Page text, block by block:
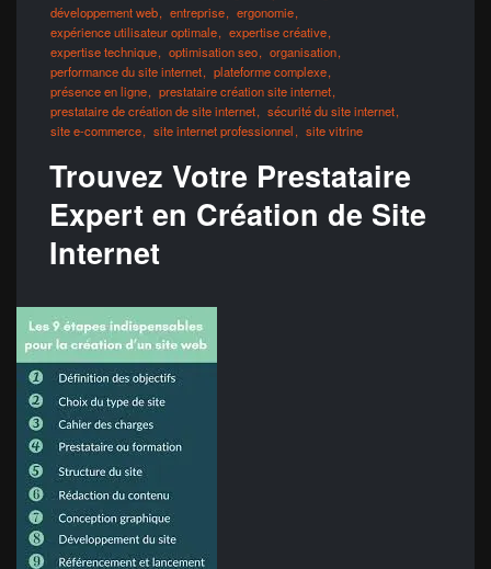
développement web
entreprise
ergonomie
expérience utilisateur optimale
expertise créative
expertise technique
optimisation seo
organisation
performance du site internet
plateforme complexe
présence en ligne
prestataire création site internet
prestataire de création de site internet
sécurité du site internet
site e-commerce
site internet professionnel site vitrine
Trouvez Votre Prestataire
Expert en Création de Site
Internet